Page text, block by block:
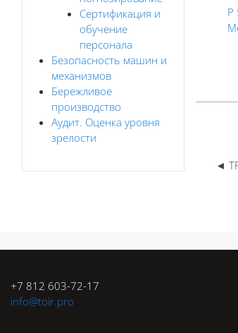
Р
◄
Сертификация и
обучение
персонала
Безопасность машин и
механизмов
Бережливое
производство
Аудит. Оценка уровня
зрелости
Блоки
+7 812 603-72-17
info@toir.pro